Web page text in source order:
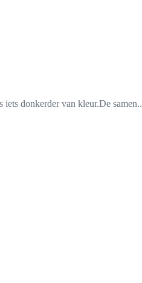
donkerder van kleur.De samen..